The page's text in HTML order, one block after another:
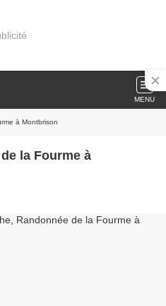
MENU
à Montbrison
la Fourme à